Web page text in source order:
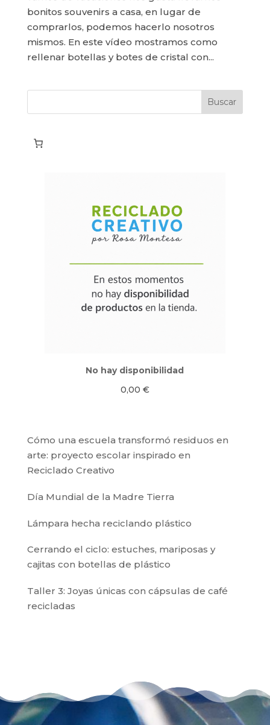
bonitos souvenirs a casa, en lugar de
comprarlos, podemos hacerlo nosotros
mismos. En este vídeo mostramos como
rellenar botellas y botes de cristal con...
No hay disponibilidad
0,00 €
Cómo una escuela transformó residuos en
arte: proyecto escolar inspirado en
Reciclado Creativo
Día Mundial de la Madre Tierra
Lámpara hecha reciclando plástico
Cerrando el ciclo: estuches, mariposas y
cajitas con botellas de plástico
Taller 3: Joyas únicas con cápsulas de café
recicladas